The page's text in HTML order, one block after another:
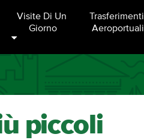
Visite Di Un
Giorno
Trasferimenti
Aeroportuali
piccoli